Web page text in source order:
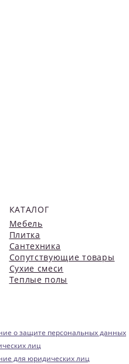
КАТАЛОГ
Мебель
Плитка
Сантехника
Сопутствующие товары
Сухие смеси
Теплые полы
о защите персональных данных
лиц
для юридических лиц